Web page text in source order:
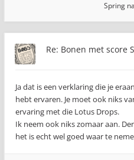
Spring
Re: Bonen met score
Ja dat is een verklaring die je
hebt ervaren. Je moet ook niks
ervaring met die Lotus Drops.
Ik neem ook niks zomaar aan.
het is echt wel goed waar te